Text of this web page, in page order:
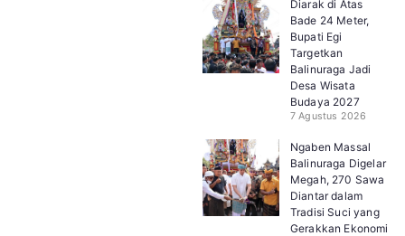
Diarak di Atas
Bade 24 Meter,
Bupati Egi
Targetkan
Balinuraga Jadi
Desa Wisata
Budaya 2027
7 Agustus 2026
Ngaben Massal
Balinuraga Digelar
Megah, 270 Sawa
Diantar dalam
Tradisi Suci yang
Gerakkan Ekonomi